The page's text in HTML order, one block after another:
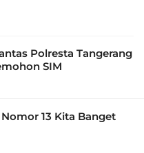
Polresta Tangerang
SIM
13 Kita Banget